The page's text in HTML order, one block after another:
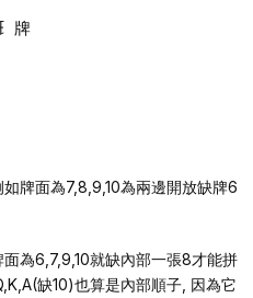
牌
牌⾯為7,8,9,10為兩邊開放缺牌6
為6,7,9,10就缺內部⼀張8才能拼
缺10)也算是內部順⼦, 因為它